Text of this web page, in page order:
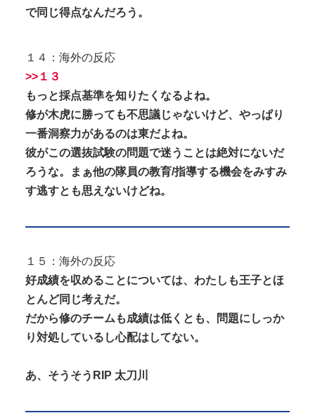
で同じ得点なんだろう。
１４：海外の反応
>>１３
もっと採点基準を知りたくなるよね。
修が木虎に勝っても不思議じゃないけど、やっぱり
一番洞察力があるのは東だよね。
彼がこの選抜試験の問題で迷うことは絶対にないだ
ろうな。まぁ他の隊員の教育/指導する機会をみすみ
す逃すとも思えないけどね。
１５：海外の反応
好成績を収めることについては、わたしも王子とほ
とんど同じ考えだ。
だから修のチームも成績は低くとも、問題にしっか
り対処しているし心配はしてない。
あ、そうそうRIP 太刀川